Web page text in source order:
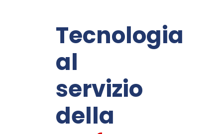
Tecnologia
al
servizio
della